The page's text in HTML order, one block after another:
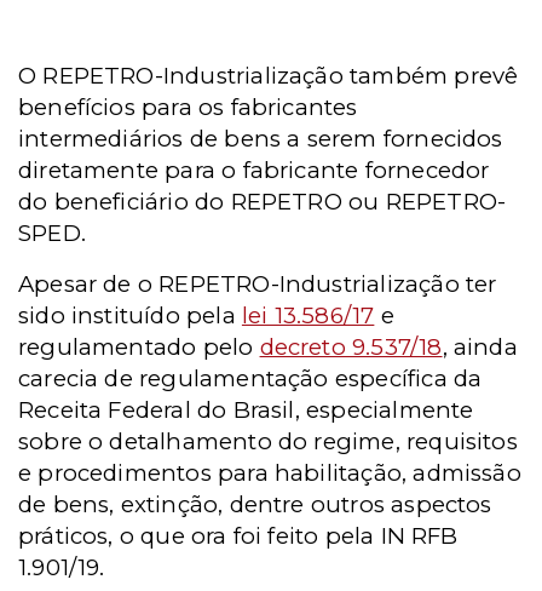
O REPETRO-Industrialização também prevê
benefícios para os fabricantes
intermediários de bens a serem fornecidos
diretamente para o fabricante fornecedor
do beneficiário do REPETRO ou REPETRO-
SPED.
Apesar de o REPETRO-Industrialização ter
sido instituído pela lei 13.586/17 e
regulamentado pelo decreto 9.537/18, ainda
carecia de regulamentação específica da
Receita Federal do Brasil, especialmente
sobre o detalhamento do regime, requisitos
e procedimentos para habilitação, admissão
de bens, extinção, dentre outros aspectos
práticos, o que ora foi feito pela IN RFB
1.901/19.